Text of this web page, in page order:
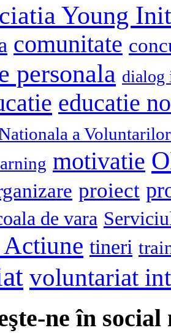
Young
comunitate
personala dialog
educatie
a Voluntarilor
motivatie
proiect
de vara
tineri
voluntariat
ne în social